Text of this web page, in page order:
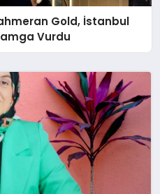
Gold, İstanbul
Vurdu